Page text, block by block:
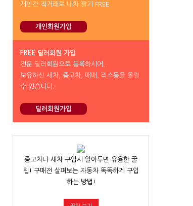
개인간 직거래로 내차 팔기 FREE
개인회원가입
FREE 딜러회원 가입
전문 딜러회원으로 등록하시어,
보유하신 새차, 중고차, 매매, 리스등을 올릴
수 있습니다.
딜러회원가입
중고차나 새차 구입시 알아두면 유용한 꿀
팁! 구매전 살펴보는 자동차 똑똑하게 구입
하는 방법!